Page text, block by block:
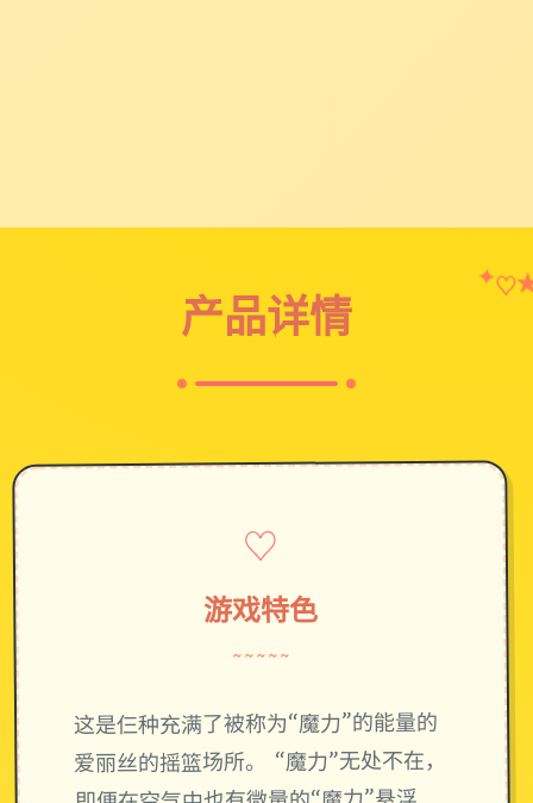
产品详情
✦♡
♡
游戏特色
~~~~~
这是仨种充满了被称为“魔力”的能量的
爱丽丝的摇篮场所。 “魔力”无处不在，